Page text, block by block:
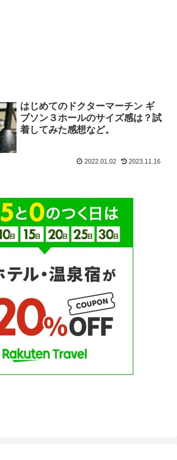
はじめてのドクターマーチン ギ
ブソン３ホールのサイズ感は？試
着してみた感想など。
2022.01.02 2023.11.16